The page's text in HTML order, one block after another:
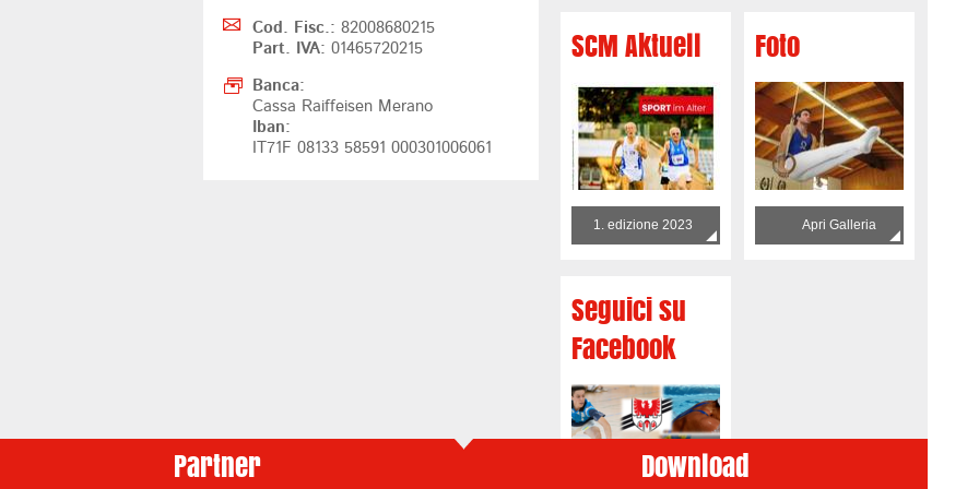
Cod. Fisc.: 82008680215
Part. IVA: 01465720215
Banca:
Cassa Raiffeisen Merano
Iban:
IT71F 08133 58591 000301006061
SCM Aktuell
1. edizione 2023
Foto
Apri Galleria
Seguici su
Facebook
Partner Download